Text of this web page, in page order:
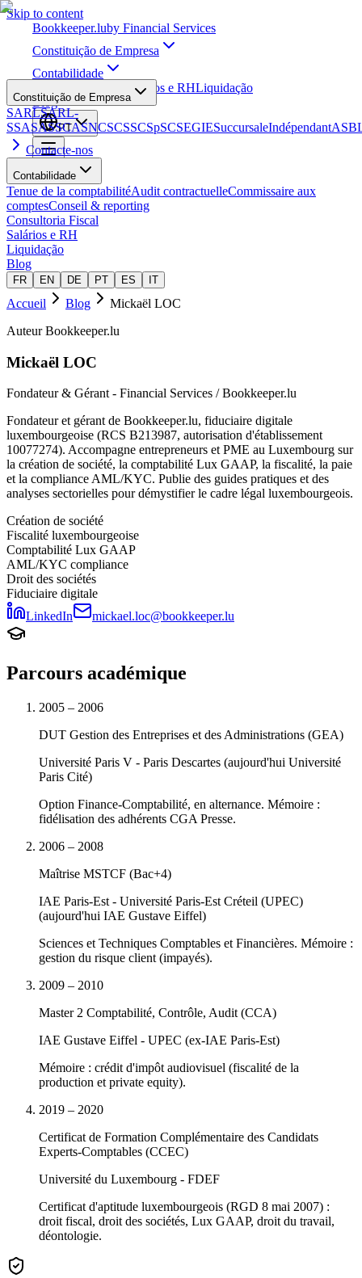
Skip to content
Bookkeeper.luby Financial Services
Constituição de Empresa
Contabilidade
Salários e RHLiquidação
Blog
PT
Constituição de Empresa
SARLSARL-
SSASASSCASNCSCSSCSpSCSEGIESuccursaleIndépendant
Contacte-nos
Contabilidade
Tenue de la comptabilitéAudit contractuelleCommissaire aux
comptesConseil & reporting
Consultoria Fiscal
Salários e RH
Liquidação
Blog
FR EN DE PT ES IT
Accueil Blog
Mickaël LOC
Auteur Bookkeeper.lu
Mickaël LOC
Fondateur & Gérant- Financial Services / Bookkeeper.lu
Fondateur et gérant de Bookkeeper.lu, fiduciaire digitale
luxembourgeoise (RCS B213987, autorisation d'établissement
10077274). Accompagne entrepreneurs et PME au Luxembourg sur
la création de société, la comptabilité Lux GAAP, la fiscalité, la paie
et la compliance AML/KYC. Publie des guides pratiques et des
analyses sectorielles pour démystifier le cadre légal luxembourgeois.
Création de société
Fiscalité luxembourgeoise
Comptabilité Lux GAAP
AML/KYC compliance
Droit des sociétés
Fiduciaire digitale
LinkedIn
mickael.loc@bookkeeper.lu
Parcours académique
2005 – 2006
DUT Gestion des Entreprises et des Administrations (GEA)
Université Paris V - Paris Descartes (aujourd'hui Université
Paris Cité)
Option Finance-Comptabilité, en alternance. Mémoire :
fidélisation des adhérents CGA Presse.
2006 – 2008
Maîtrise MSTCF (Bac+4)
IAE Paris-Est - Université Paris-Est Créteil (UPEC)
(aujourd'hui IAE Gustave Eiffel)
Sciences et Techniques Comptables et Financières. Mémoire :
gestion du risque client (impayés).
2009 – 2010
Master 2 Comptabilité, Contrôle, Audit (CCA)
IAE Gustave Eiffel - UPEC (ex-IAE Paris-Est)
Mémoire : crédit d'impôt audiovisuel (fiscalité de la
production et private equity).
2019 – 2020
Certificat de Formation Complémentaire des Candidats
Experts-Comptables (CCEC)
Université du Luxembourg - FDEF
Certificat d'aptitude luxembourgeois (RGD 8 mai 2007) :
droit fiscal, droit des sociétés, Lux GAAP, droit du travail,
déontologie.